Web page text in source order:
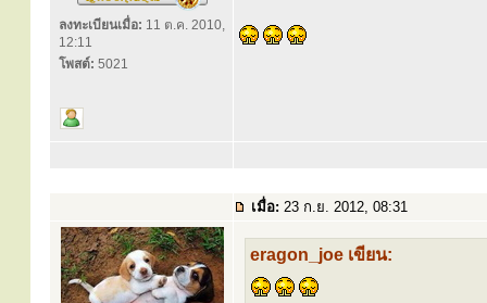
ลงทะเบียนเมื่อ: 11 ต.ค. 2010,
12:11
โพสต์: 5021
เมื่อ: 23 ก.ย. 2012, 08:31
eragon_joe เขียน: